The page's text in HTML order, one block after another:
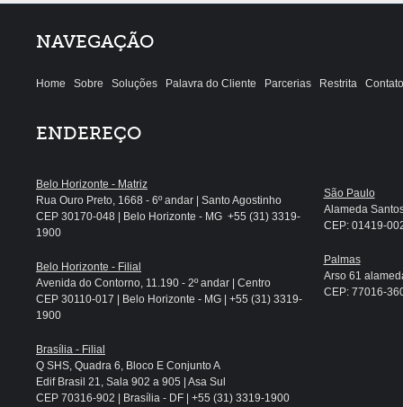
NAVEGAÇÃO
Home Sobre Soluções Palavra do Cliente Parcerias Restrita Contato
ENDEREÇO
Belo Horizonte - Matriz
Rua Ouro Preto, 1668 - 6º andar | Santo Agostinho
CEP 30170-048 | Belo Horizonte - MG +55 (31) 3319-
1900
Belo Horizonte - Filial
Avenida do Contorno, 11.190 - 2º andar | Centro
CEP 30110-017 | Belo Horizonte - MG | +55 (31) 3319-
1900
Brasília - Filial
Q SHS, Quadra 6, Bloco E Conjunto A
Edif Brasil 21, Sala 902 a 905 | Asa Sul
CEP 70316-902 | Brasília - DF | +55 (31) 3319-1900
São Paulo
Alameda
CEP: 01419-
Palmas
Arso 61
CEP: 77016-